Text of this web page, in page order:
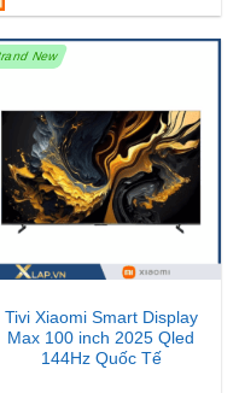
New
Tivi Xiaomi Smart Display
Max 100 inch 2025 Qled
144Hz Quốc Tế